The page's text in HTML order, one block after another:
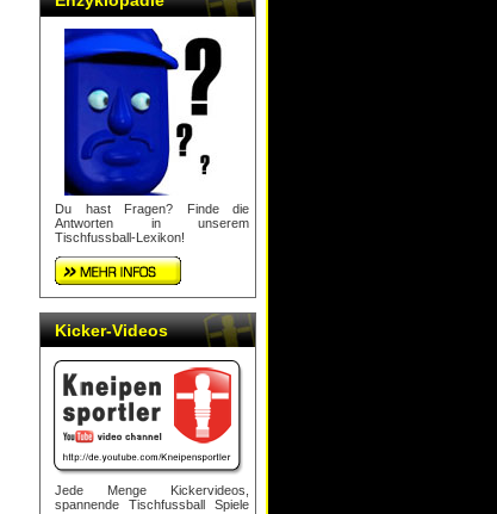
Du hast Fragen? Finde die
Antworten in unserem
Tischfussball-Lexikon!
Kicker-Videos
Jede Menge Kickervideos,
spannende Tischfussball Spiele